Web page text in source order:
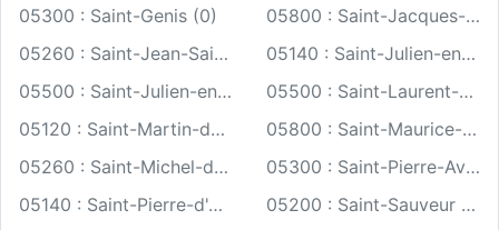
05300 : Saint-Genis (0)
05800 : Saint-Jacques-en-Valgodemard (0)
05260 : Saint-Jean-Saint-Nicolas (0)
05140 : Saint-Julien-en-Beauchêne (0)
05500 : Saint-Julien-en-Champsaur (0)
05500 : Saint-Laurent-du-Cros (0)
05120 : Saint-Martin-de-Queyrières (0)
05800 : Saint-Maurice-en-Valgodemard (0)
05260 : Saint-Michel-de-Chaillol (0)
05300 : Saint-Pierre-Avez (0)
05140 : Saint-Pierre-d'Argençon (0)
05200 : Saint-Sauveur (0)